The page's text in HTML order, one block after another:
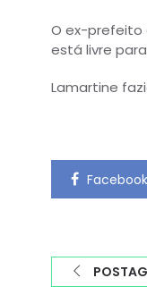
O ex-prefeito
está livre
Lamartine
Facebook